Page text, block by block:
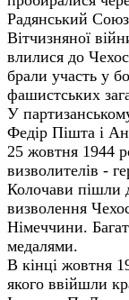
Радянський
Вітчизняної
влилися до
брали участь у
фашистських
У
Федір Пішта і
25 жовтня 1944
визволителів -
Колочави пішли
визволення
Німеччини.
медалями.
В кінці жовтня
якого ввійшли